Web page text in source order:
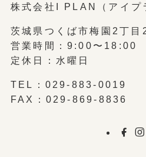
株式会社I PLAN（アイプ
茨城県つくば市梅園2丁目
営業時間：9:00〜18:00
定休日：水曜日
TEL： 029-883-0019
FAX：029-869-8836